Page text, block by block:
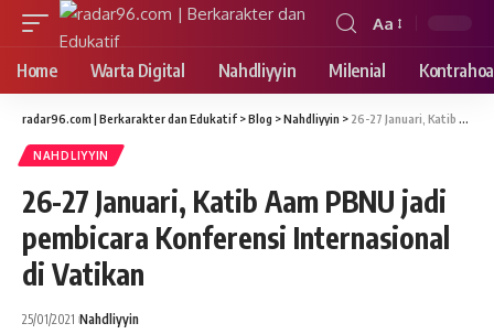
Font
Resizer
Aa
Home Warta Digital Nahdliyyin Milenial
radar96.com | Berkarakter dan Edukatif >Blog >Nahdliyyin > 26-27 Januari, Katib Aam PBNU jadi pembicara Konferensi Internasional di Vatikan
NAHDLIYYIN
26-27 Januari, Katib Aam PBNU jadi
pembicara Konferensi Internasional
di Vatikan
25/01/2021 Nahdliyyin